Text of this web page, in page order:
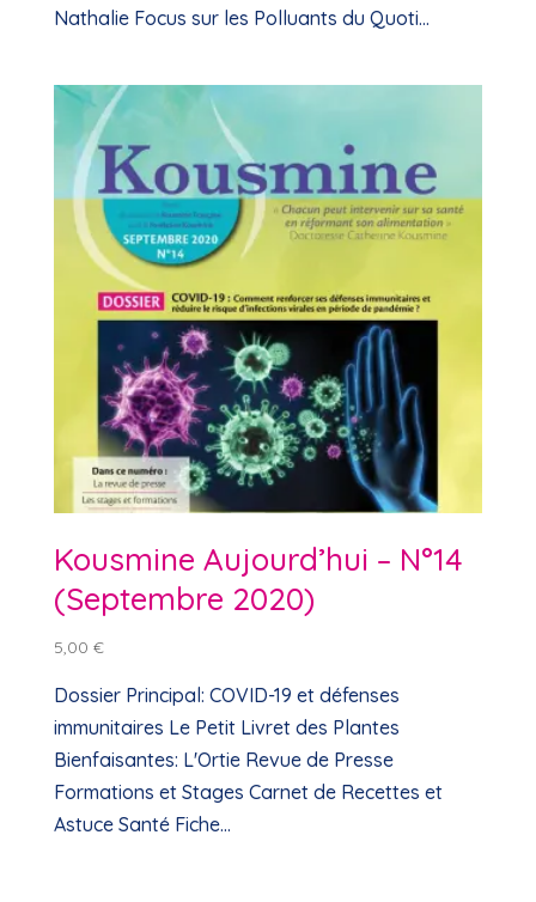
Nathalie Focus sur les Polluants du Quoti...
Kousmine Aujourd’hui – N°14
(Septembre 2020)
5,00 €
Dossier Principal: COVID-19 et défenses
immunitaires Le Petit Livret des Plantes
Bienfaisantes: L'Ortie Revue de Presse
Formations et Stages Carnet de Recettes et
Astuce Santé Fiche...